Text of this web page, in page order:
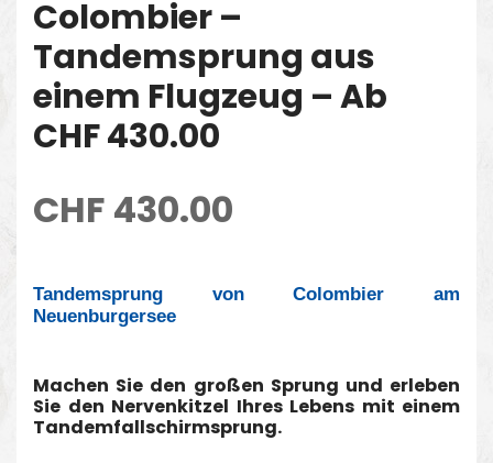
Colombier –
Tandemsprung aus
einem Flugzeug – Ab
CHF 430.00
CHF 430.00
Tandemsprung von Colombier am
Neuenburgersee
Machen Sie den großen Sprung und erleben
Sie den Nervenkitzel Ihres Lebens mit einem
Tandemfallschirmsprung.